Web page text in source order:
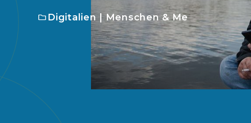
Digitalien |Menschen & Me